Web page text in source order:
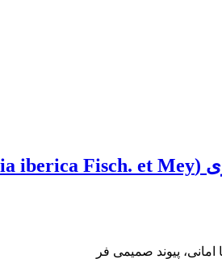
پیوند صمیمی فر